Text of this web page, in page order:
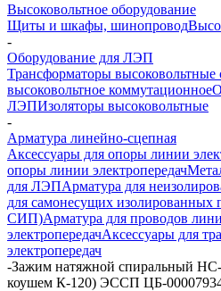
Высоковольтное оборудование
Щиты и шкафы, шинопровод
-
Оборудование для ЛЭП
Трансформаторы высоковольтные
высоковольтное коммутационное
ЛЭПИзоляторы высоковольтные
-
Арматура линейно-сцепная
Аксессуары для опоры линии
опоры линии электропередач
для ЛЭПАрматура для
для самонесущих изолированных
СИП)Арматура для проводов
электропередачАксессуары для
электропередач
-Зажим натяжной спиральный
коушем К-120) ЭССП ЦБ-